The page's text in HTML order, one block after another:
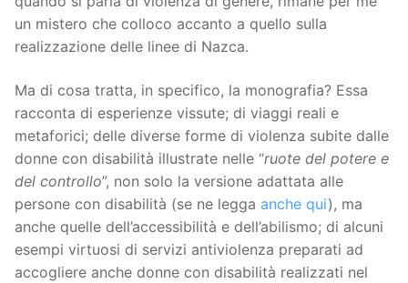
un mistero che colloco accanto a quello sulla
realizzazione delle linee di Nazca.
Ma di cosa tratta, in specifico, la monografia? Essa
racconta di esperienze vissute; di viaggi reali e
metaforici; delle diverse forme di violenza subite dalle
donne con disabilità illustrate nelle “ruote del potere e
del controllo”, non solo la versione adattata alle
persone con disabilità (se ne legga anche qui), ma
anche quelle dell’accessibilità e dell’abilismo; di alcuni
esempi virtuosi di servizi antiviolenza preparati ad
accogliere anche donne con disabilità realizzati nel